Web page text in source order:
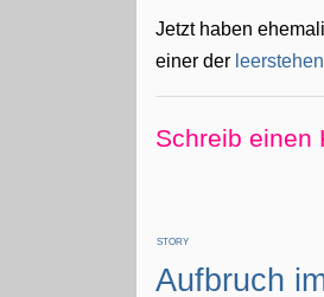
Jetzt haben
einer der
Schreib einen
STORY
Aufbruch